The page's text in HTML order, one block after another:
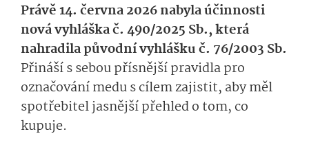
Právě 14. června 2026 nabyla účinnosti
nová vyhláška č. 490/2025 Sb., která
nahradila původní vyhlášku č. 76/2003 Sb.
Přináší s sebou přísnější pravidla pro
označování medu s cílem zajistit, aby měl
spotřebitel jasnější přehled o tom, co
kupuje.